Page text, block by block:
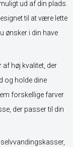
ud af din plads.
til at være lette
ønsker i din have
høj kvalitet, der
og holde dine
forskellige farver
der passer til din